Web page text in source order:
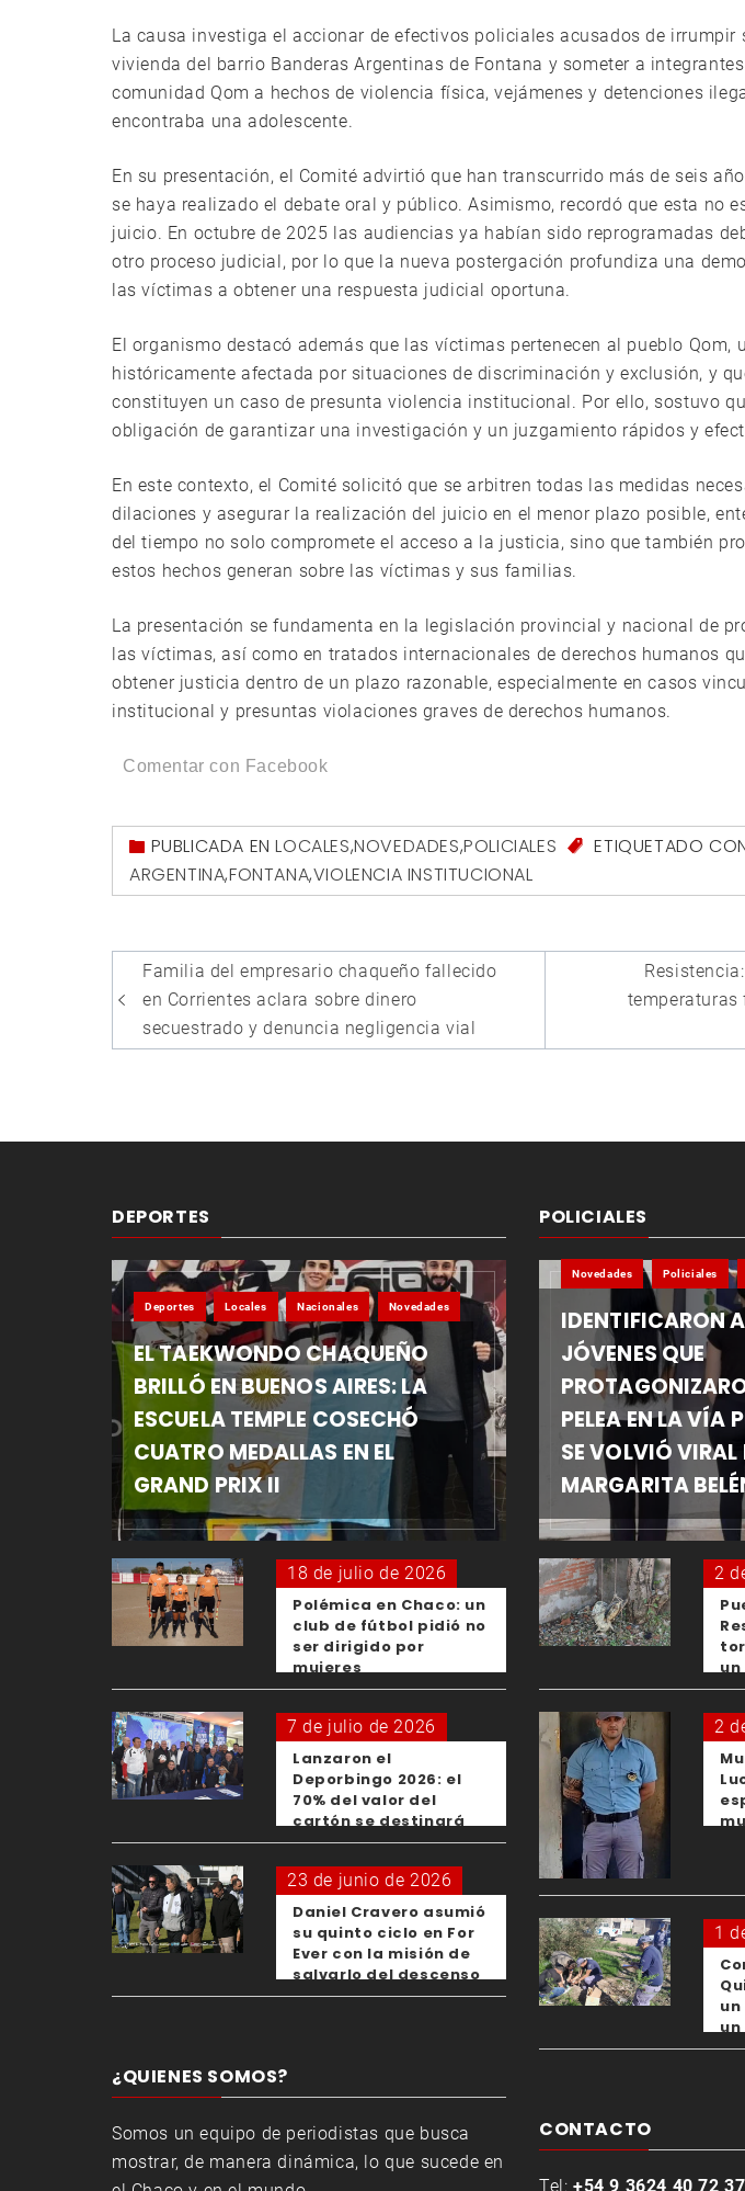
La causa investiga el accionar de efectivos policiales acusados de irrumpir
vivienda del barrio Banderas Argentinas de Fontana y someter a
comunidad Qom a hechos de violencia física, vejámenes y detenciones
encontraba una adolescente.
En su presentación, el Comité advirtió que han transcurrido más de seis
se haya realizado el debate oral y público. Asimismo, recordó que esta no
juicio. En octubre de 2025 las audiencias ya habían sido reprogramadas
otro proceso judicial, por lo que la nueva postergación profundiza una
las víctimas a obtener una respuesta judicial oportuna.
El organismo destacó además que las víctimas pertenecen al pueblo Qom,
históricamente afectada por situaciones de discriminación y exclusión, y
constituyen un caso de presunta violencia institucional. Por ello, sostuvo
obligación de garantizar una investigación y un juzgamiento rápidos y
En este contexto, el Comité solicitó que se arbitren todas las medidas
dilaciones y asegurar la realización del juicio en el menor plazo posible,
del tiempo no solo compromete el acceso a la justicia, sino que también
estos hechos generan sobre las víctimas y sus familias.
La presentación se fundamenta en la legislación provincial y nacional de
las víctimas, así como en tratados internacionales de derechos humanos
obtener justicia dentro de un plazo razonable, especialmente en casos
institucional y presuntas violaciones graves de derechos humanos.
Comentar con Facebook
PUBLICADA ENLOCALES,NOVEDADES,POLICIALES ETIQUETADO
ARGENTINA,FONTANA,VIOLENCIA INSTITUCIONAL
Navegación
de
entradas
Familia del empresario chaqueño fallecido
en Corrientes aclara sobre dinero
secuestrado y denuncia negligencia vial
temperaturas
DEPORTES
Deportes Locales Nacionales Novedades
EL TAEKWONDO CHAQUEÑO
BRILLÓ EN BUENOS AIRES: LA
ESCUELA TEMPLE COSECHÓ
CUATRO MEDALLAS EN EL
GRAND PRIX II
18 de julio de 2026
Polémica en Chaco: un
club de fútbol pidió no
ser dirigido por
mujeres
7 de julio de 2026
Lanzaron el
Deporbingo 2026: el
70% del valor del
cartón se destinará
para los clubes
23 de junio de 2026
Daniel Cravero asumió
su quinto ciclo en For
Ever con la misión de
salvarlo del descenso
¿QUIENES SOMOS?
Somos un equipo de periodistas que busca
mostrar, de manera dinámica, lo que sucede en
POLICIALES
Novedades Policiales
IDENTIFICARON
JÓVENES QUE
PELEA EN LA VÍA
SE VOLVIÓ VIRAL
MARGARITA
2
2
1
CONTACTO
Tel: +54 9 3624 40 72 37